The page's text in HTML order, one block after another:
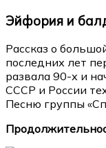
Эйфория и
Рассказ о
последних лет
развала 90-х и
СССР и России
Песню группы